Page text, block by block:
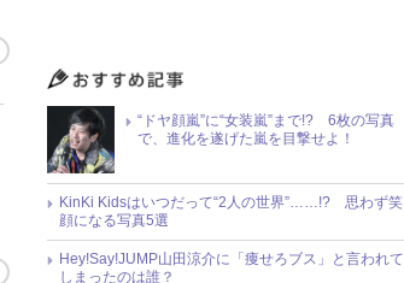
“ドヤ顔嵐”に“女装嵐”まで!? 6枚の写真
で、進化を遂げた嵐を目撃せよ！
KinKi Kidsはいつだって“2人の世界”……!? 思わず笑
顔になる写真5選
Hey!Say!JUMP山田涼介に「痩せろブス」と言われて
しまったのは誰？